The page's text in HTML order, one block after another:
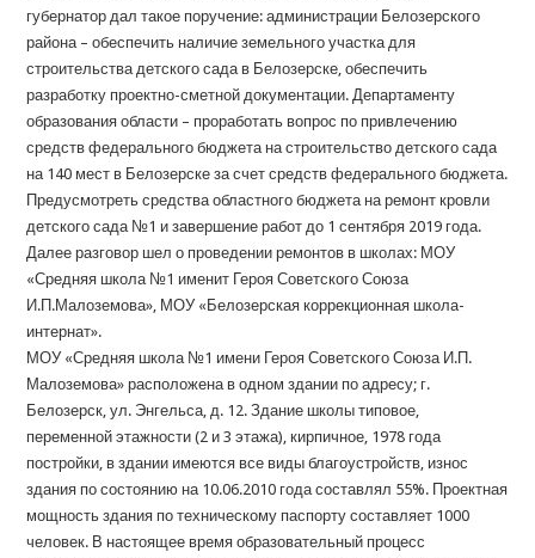
губернатор дал такое поручение: администрации Белозерского
района – обеспечить наличие земельного участка для
строительства детского сада в Белозерске, обеспечить
разработку проектно-сметной документации. Департаменту
образования области – проработать вопрос по привлечению
средств федерального бюджета на строительство детского сада
на 140 мест в Белозерске за счет средств федерального бюджета.
Предусмотреть средства областного бюджета на ремонт кровли
детского сада №1 и завершение работ до 1 сентября 2019 года.
Далее разговор шел о проведении ремонтов в школах: МОУ
«Средняя школа №1 именит Героя Советского Союза
И.П.Малоземова», МОУ «Белозерская коррекционная школа-
интернат».
МОУ «Средняя школа №1 имени Героя Советского Союза И.П.
Малоземова» расположена в одном здании по адресу; г.
Белозерск, ул. Энгельса, д. 12. Здание школы типовое,
переменной этажности (2 и 3 этажа), кирпичное, 1978 года
постройки, в здании имеются все виды благоустройств, износ
здания по состоянию на 10.06.2010 года составлял 55%. Проектная
мощность здания по техническому паспорту составляет 1000
человек. В настоящее время образовательный процесс